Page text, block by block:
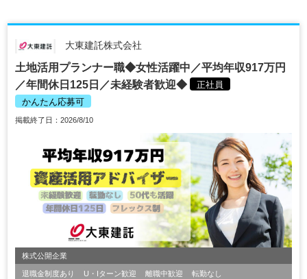
大東建託株式会社
土地活用プランナー職◆女性活躍中／平均年収917万円
／年間休日125日／未経験者歓迎◆
正社員
かんたん応募可
掲載終了日：2026/8/10
株式公開企業
退職金制度あり U・Iターン歓迎 離職中歓迎
転勤なし